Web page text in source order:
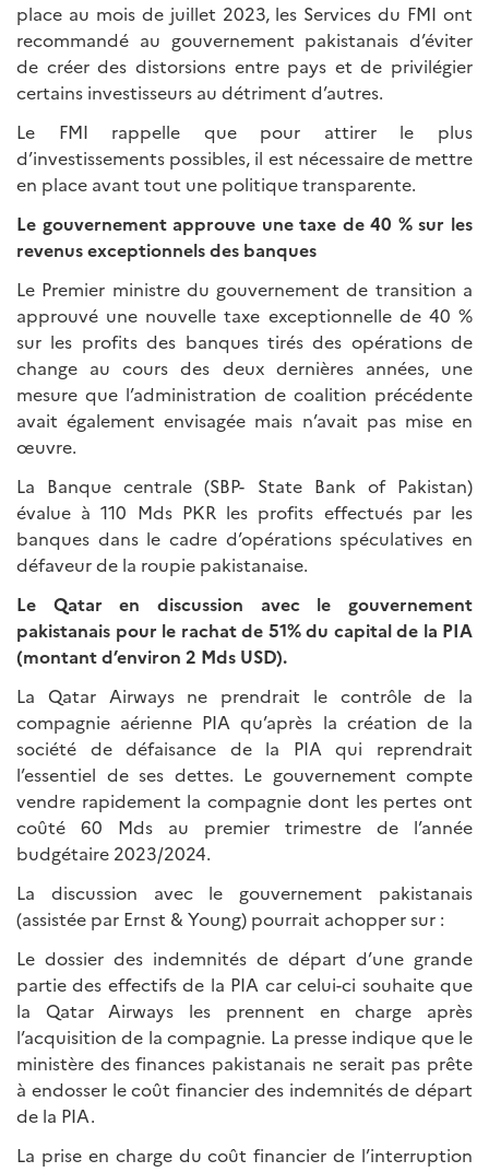
place au mois de juillet 2023, les Services du FMI ont
recommandé au gouvernement pakistanais d’éviter
de créer des distorsions entre pays et de privilégier
certains investisseurs au détriment d’autres.
Le FMI rappelle que pour attirer le plus
d’investissements possibles, il est nécessaire de mettre
en place avant tout une politique transparente.
Le gouvernement approuve une taxe de 40 % sur les
revenus exceptionnels des banques
Le Premier ministre du gouvernement de transition a
approuvé une nouvelle taxe exceptionnelle de 40 %
sur les profits des banques tirés des opérations de
change au cours des deux dernières années, une
mesure que l’administration de coalition précédente
avait également envisagée mais n’avait pas mise en
œuvre.
La Banque centrale (SBP- State Bank of Pakistan)
évalue à 110 Mds PKR les profits effectués par les
banques dans le cadre d’opérations spéculatives en
défaveur de la roupie pakistanaise.
Le Qatar en discussion avec le gouvernement
pakistanais pour le rachat de 51% du capital de la PIA
(montant d’environ 2 Mds USD).
La Qatar Airways ne prendrait le contrôle de la
compagnie aérienne PIA qu’après la création de la
société de défaisance de la PIA qui reprendrait
l’essentiel de ses dettes. Le gouvernement compte
vendre rapidement la compagnie dont les pertes ont
coûté 60 Mds au premier trimestre de l’année
budgétaire 2023/2024.
La discussion avec le gouvernement pakistanais
(assistée par Ernst & Young) pourrait achopper sur :
Le dossier des indemnités de départ d’une grande
partie des effectifs de la PIA car celui-ci souhaite que
la Qatar Airways les prennent en charge après
l’acquisition de la compagnie. La presse indique que le
ministère des finances pakistanais ne serait pas prête
à endosser le coût financier des indemnités de départ
de la PIA.
La prise en charge du coût financier de l’interruption